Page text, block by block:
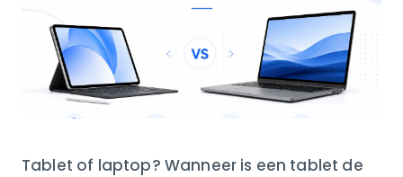
Tablet of laptop? Wanneer is een tablet de